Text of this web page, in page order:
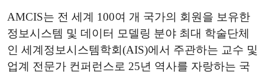
AMCIS는 전 세계 100여 개 국가의 회원을 보유한
정보시스템 및 데이터 모델링 분야 최대 학술단체
인 세계정보시스템학회(AIS)에서 주관하는 교수 및
업계 전문가 컨퍼런스로 25년 역사를 자랑하는 국